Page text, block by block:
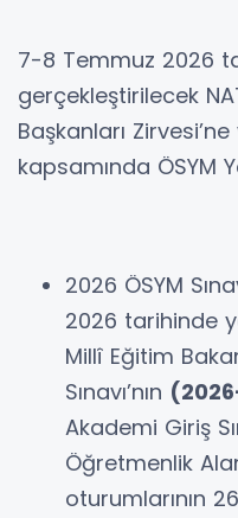
7-8 Temmuz 2026
gerçekleştirilecek
Başkanları
kapsamında ÖSYM
2026 ÖSYM
2026 tarihinde
Millî Eğitim
Sınavı’nın
Akademi Giriş
Öğretmenlik
oturumlarının